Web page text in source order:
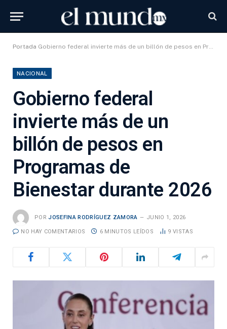
Portada Gobierno federal invierte más de un billón de pesos en Programas de Bienestar durante 2026
NACIONAL
Gobierno federal
invierte más de un
billón de pesos en
Programas de
Bienestar durante 2026
POR JOSEFINA RODRÍGUEZ ZAMORA JUNIO 1, 2026
NO HAY COMENTARIOS 6 MINUTOS LEÍDOS 9 VISTAS